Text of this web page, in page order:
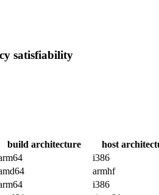
satisfiability
build architecture
host
i386
armhf
i386